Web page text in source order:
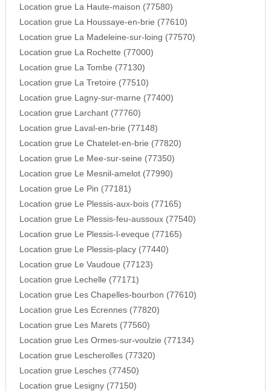
Location grue La Haute-maison (77580)
Location grue La Houssaye-en-brie (77610)
Location grue La Madeleine-sur-loing (77570)
Location grue La Rochette (77000)
Location grue La Tombe (77130)
Location grue La Tretoire (77510)
Location grue Lagny-sur-marne (77400)
Location grue Larchant (77760)
Location grue Laval-en-brie (77148)
Location grue Le Chatelet-en-brie (77820)
Location grue Le Mee-sur-seine (77350)
Location grue Le Mesnil-amelot (77990)
Location grue Le Pin (77181)
Location grue Le Plessis-aux-bois (77165)
Location grue Le Plessis-feu-aussoux (77540)
Location grue Le Plessis-l-eveque (77165)
Location grue Le Plessis-placy (77440)
Location grue Le Vaudoue (77123)
Location grue Lechelle (77171)
Location grue Les Chapelles-bourbon (77610)
Location grue Les Ecrennes (77820)
Location grue Les Marets (77560)
Location grue Les Ormes-sur-voulzie (77134)
Location grue Lescherolles (77320)
Location grue Lesches (77450)
Location grue Lesigny (77150)